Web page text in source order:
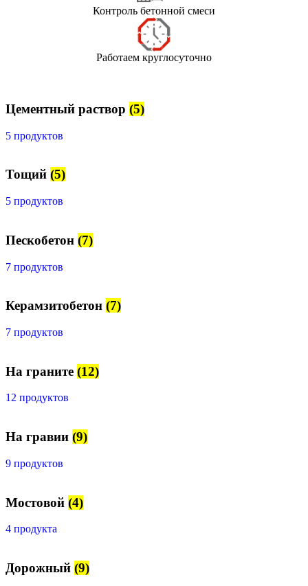
Контроль бетонной смеси
Работаем круглосуточно
Цементный раствор (5)
5 продуктов
Тощий (5)
5 продуктов
Пескобетон (7)
7 продуктов
Керамзитобетон (7)
7 продуктов
На граните (12)
12 продуктов
На гравии (9)
9 продуктов
Мостовой (4)
4 продукта
Дорожный (9)